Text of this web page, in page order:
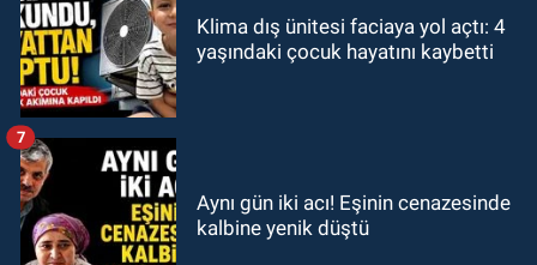
Klima dış ünitesi faciaya yol açtı: 4
yaşındaki çocuk hayatını kaybetti
Aynı gün iki acı! Eşinin cenazesinde
kalbine yenik düştü
7